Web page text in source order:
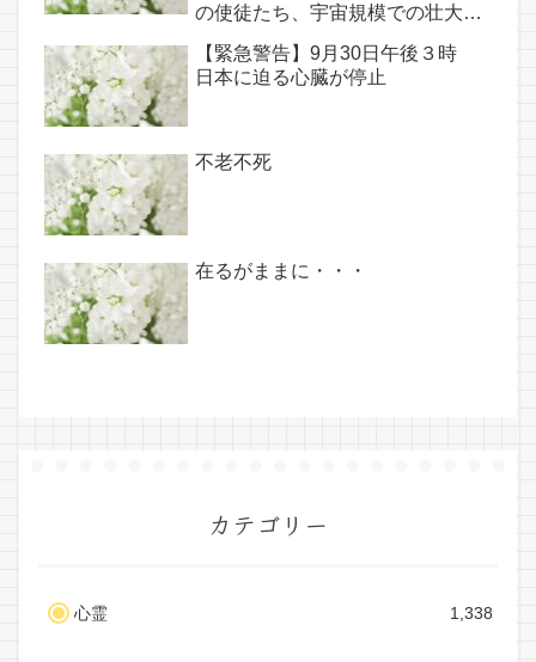
の使徒たち、宇宙規模での壮大な
(6/26・28追記あり）
【緊急警告】9月30日午後３時
日本に迫る心臓が停止
不老不死
在るがままに・・・
カテゴリー
心霊 1,338